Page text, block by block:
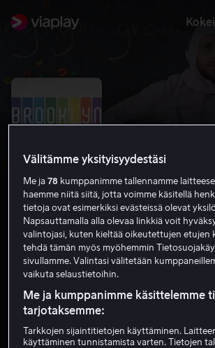
Brooklyn Brothers Beat
6.5 Komedia
HD
Vuokraa 3,99 €
Välitämme yksityisyydestäsi
Me ja78 kumppanimme tallennamme
haemme niitä siitä, jotta voimme käsitellä
tietoja ovat esimerkiksi evästeissä olevat
Napsauttamalla alla olevaa linkkiä voit
valintojasi, kuten kieltää oikeutettujen etujen
tehdä tämän myös myöhemmin
sivullamme. Valintasi välitetään
vaikuta selaustietoihin.
Me ja kumppanimme käsittelemme
tarjotaksemme:
Tarkkojen sijaintitietojen käyttäminen.
käyttäminen tunnistamista varten. Tietojen